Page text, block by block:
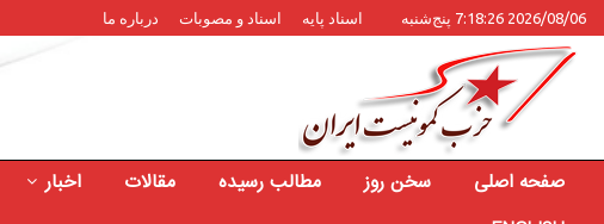
2026/08/06 7:18:26 پنج‌شنبه اسناد پایه اسناد و مصوبات درباره ما
صفحه اصلی سخن روز مطالب رسیده مقالات اخبار